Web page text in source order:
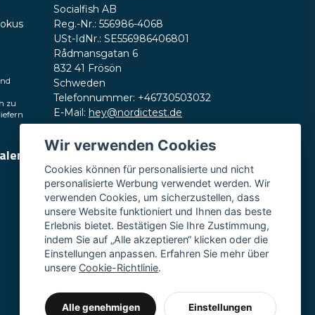
zu
Socialfish AB
Reg.-Nr.: 556986-4068
USt-IdNr.: SE556986406801
Rådmansgatan 6
832 41 Frösön
Schweden
Telefonnummer: +46730503032
E-Mail: hey@nordictest.de
Öffnungszeiten:
Mo.–Fr. 10:00–17:00 Uhr (CET)
Wir verwenden Cookies
Cookies können für personalisierte und nicht
personalisierte Werbung verwendet werden. Wir
verwenden Cookies, um sicherzustellen, dass
unsere Website funktioniert und Ihnen das beste
Erlebnis bietet. Bestätigen Sie Ihre Zustimmung,
indem Sie auf „Alle akzeptieren“ klicken oder die
Einstellungen anpassen. Erfahren Sie mehr über
unsere Cookie-Richtlinie.
Alle genehmigen Einstellungen